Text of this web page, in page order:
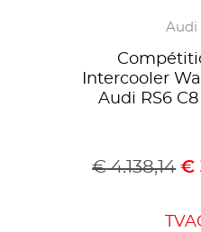
Audi
Intercooler
€4.138,14 €